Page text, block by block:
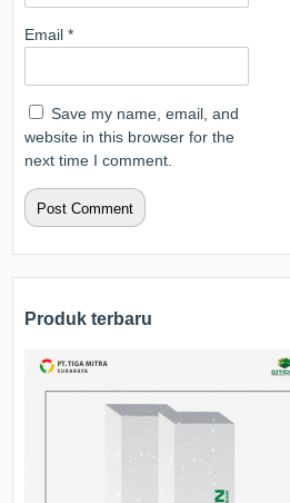
Email*
Save my name, email, and
website in this browser for the
next time I comment.
Produk terbaru